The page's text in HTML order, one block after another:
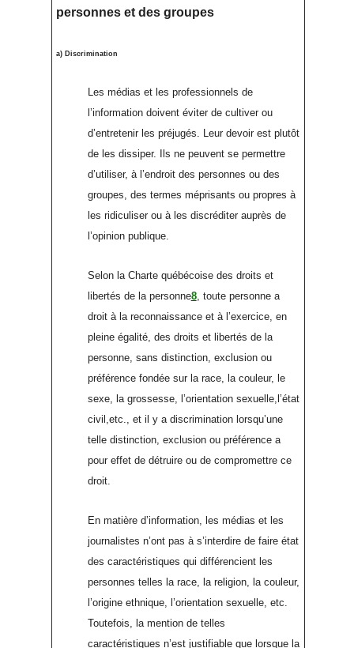
personnes et des groupes
a) Discrimination
Les médias et les professionnels de
l’information doivent éviter de cultiver ou
d’entretenir les préjugés. Leur devoir est plutôt
de les dissiper. Ils ne peuvent se permettre
d’utiliser, à l’endroit des personnes ou des
groupes, des termes méprisants ou propres à
les ridiculiser ou à les discréditer auprès de
l’opinion publique.
Selon la Charte québécoise des droits et
libertés de la personne8, toute personne a
droit à la reconnaissance et à l’exercice, en
pleine égalité, des droits et libertés de la
personne, sans distinction, exclusion ou
préférence fondée sur la race, la couleur, le
sexe, la grossesse, l’orientation sexuelle,l’état
civil,etc., et il y a discrimination lorsqu’une
telle distinction, exclusion ou préférence a
pour effet de détruire ou de compromettre ce
droit.
En matière d’information, les médias et les
journalistes n’ont pas à s’interdire de faire état
des caractéristiques qui différencient les
personnes telles la race, la religion, la couleur,
l’origine ethnique, l’orientation sexuelle, etc.
Toutefois, la mention de telles
caractéristiques n’est justifiable que lorsque la